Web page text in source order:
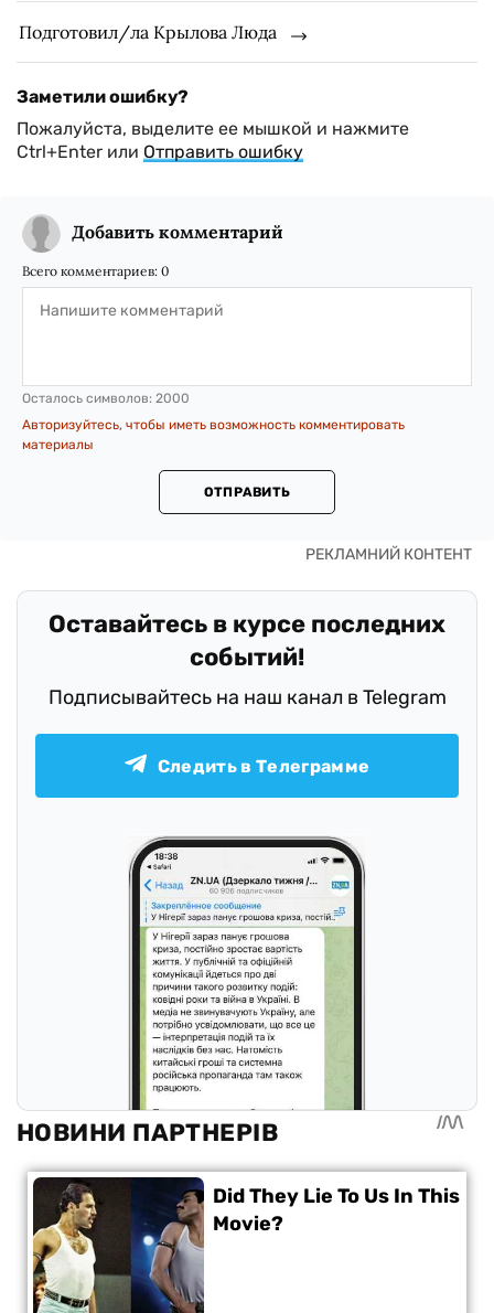
Подготовил/ла Крылова Люда
Заметили ошибку?
Пожалуйста, выделите ее мышкой и нажмите
Ctrl+Enter или Отправить ошибку
Добавить комментарий
Всего комментариев: 0
Осталось символов: 2000
Авторизуйтесь, чтобы иметь возможность комментировать
материалы
ОТПРАВИТЬ
Оставайтесь в курсе последних
событий!
Подписывайтесь на наш канал в Telegram
Следить в Телеграмме